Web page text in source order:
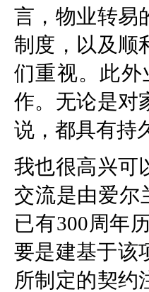
言，物业转易
制度，以及顺
们重视。此
作。无论是对
说，都具有持
我也很高兴可
交流是由爱尔
已有300周年
要是建基于该
所制定的契约